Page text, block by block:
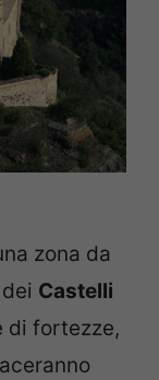
zona da
Castelli
di fortezze,